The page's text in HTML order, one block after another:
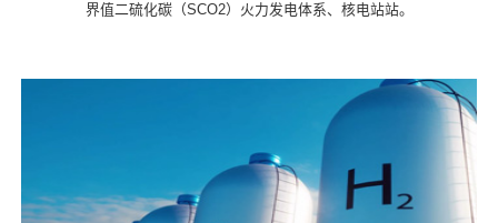
界值二硫化碳（SCO2）火力发电体系、核电站站。